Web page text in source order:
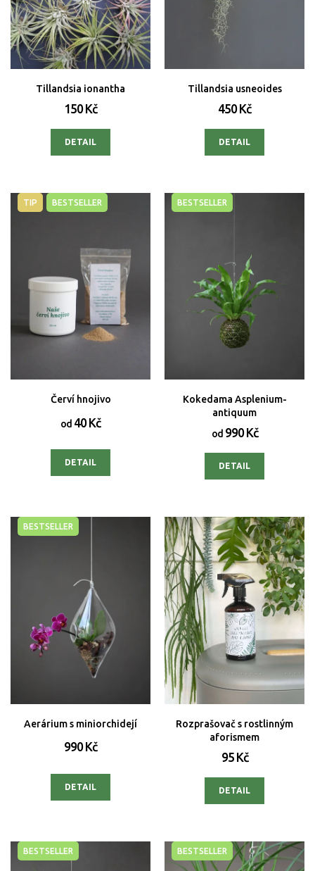
Tillandsia ionantha
150 Kč
DETAIL
Tillandsia usneoides
450 Kč
DETAIL
TIP BESTSELLER
Červí hnojivo
od 40 Kč
DETAIL
BESTSELLER
Kokedama Asplenium-
antiquum
od990 Kč
DETAIL
BESTSELLER
Aerárium s miniorchidejí
990 Kč
DETAIL
Rozprašovač s rostlinným
aforismem
95 Kč
DETAIL
BESTSELLER BESTSELLER